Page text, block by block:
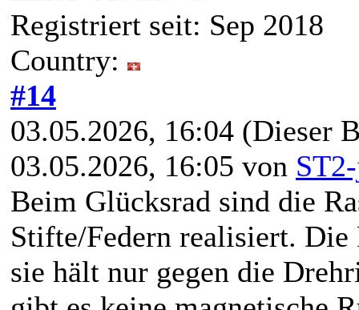
Registriert seit: Sep 2018
Country:
#14
03.05.2026, 16:04 (Dieser
03.05.2026, 16:05 von
Beim Glücksrad sind die
Stifte/Federn realisiert.
sie hält nur gegen die